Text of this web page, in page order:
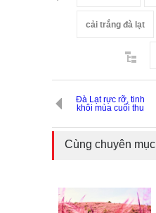
cải trắng đà lạt
Đà Lạt rực rỡ, tinh
khôi mùa cuối thu
Cùng chuyên mục